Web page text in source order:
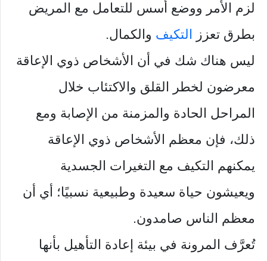
لزم الأمر ووضع أسس للتعامل مع المريض
بطرق تعزز التكيف والكمال.
ليس هناك شك في أن الأشخاص ذوي الإعاقة
معرضون لخطر القلق والاكتئاب خلال
المراحل الحادة والمزمنة من الإصابة ومع
ذلك، فإن معظم الأشخاص ذوي الإعاقة
يمكنهم التكيف مع التغيرات الجسدية
ويعيشون حياة سعيدة وطبيعية نسبيًا؛ أي أن
معظم الناس صامدون.
تُعرَّف المرونة في بيئة إعادة التأهيل بأنها